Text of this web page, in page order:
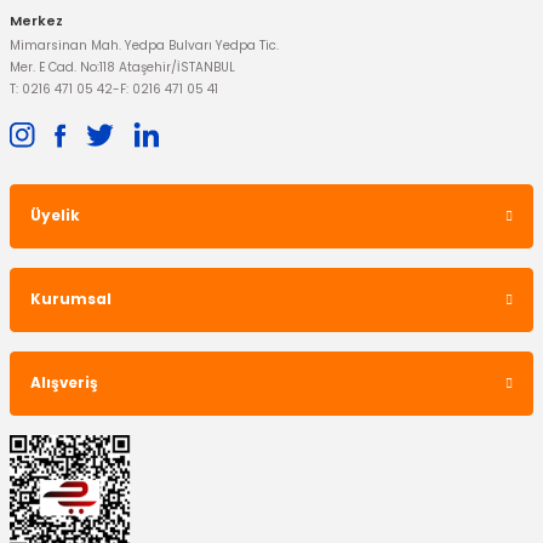
TÜKENDİ
Debriyaj Rulmanı Bilyası Fiesta 2013/-
3.132,52 TL
Merkez
Mimarsinan Mah. Yedpa Bulvarı Yedpa Tic.
Mer. E Cad. No:118 Ataşehir/İSTANBUL
T: 0216 471 05 42-F: 0216 471 05 41
Üyelik
Kurumsal
Alışveriş